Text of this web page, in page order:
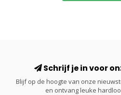
Schrijf je in voor
Blijf op de hoogte van onze
en ontvang leuke